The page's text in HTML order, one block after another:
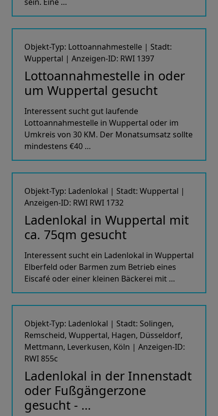
Objekt-Typ: Lottoannahmestelle | Stadt:
Wuppertal | Anzeigen-ID: RWI 1397
Lottoannahmestelle in oder
um Wuppertal gesucht
Interessent sucht gut laufende
Lottoannahmestelle in Wuppertal oder im
Umkreis von 30 KM. Der Monatsumsatz sollte
mindestens €40 …
Objekt-Typ: Ladenlokal | Stadt: Wuppertal |
Anzeigen-ID: RWI RWI 1732
Ladenlokal in Wuppertal mit
ca. 75qm gesucht
Interessent sucht ein Ladenlokal in Wuppertal
Elberfeld oder Barmen zum Betrieb eines
Eiscafé oder einer kleinen Bäckerei mit …
Objekt-Typ: Ladenlokal | Stadt: Solingen,
Remscheid, Wuppertal, Hagen, Düsseldorf,
Mettmann, Leverkusen, Köln | Anzeigen-ID:
RWI 855c
Ladenlokal in der Innenstadt
oder Fußgängerzone
gesucht - …